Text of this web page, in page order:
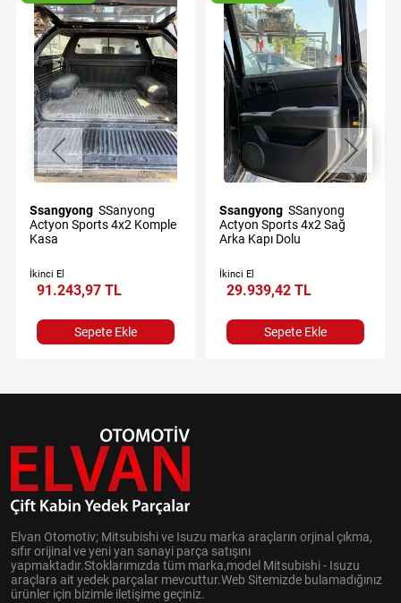
Ssangyong
Actyon Sports 4x2 Komple
Kasa
İkinci El
91.243,97 TL
Sepete Ekle
Ssangyong
Actyon Sports 4x2 Sağ
Arka Kapı Dolu
İkinci El
29.939,42 TL
Sepete Ekle
Elvan Otomotiv; Mitsubishi ve Isuzu marka araçların orjinal çıkma,
sıfır orijinal ve yeni yan sanayi parça satışını
yapmaktadır.Stoklarımızda tüm marka,model Mitsubishi - Isuzu
araçlara ait yedek parçalar mevcuttur.Web Sitemizde bulamadığınız
ürünler için bizimle iletişime geçiniz.